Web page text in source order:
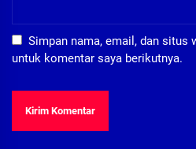
Simpan nama, email, dan situs
untuk komentar saya berikutnya.